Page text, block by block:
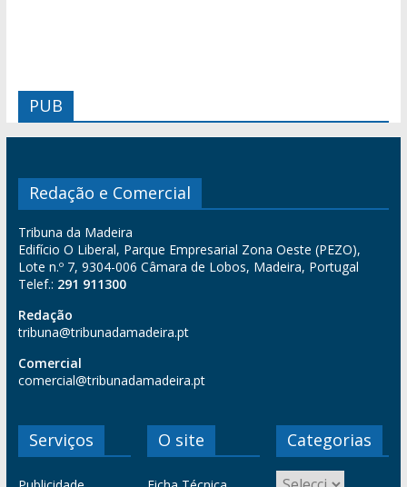
PUB
Redação e Comercial
Tribuna da Madeira
Edifício O Liberal, Parque Empresarial Zona Oeste (PEZO),
Lote n.º 7, 9304-006 Câmara de Lobos, Madeira, Portugal
Telef.: 291 911300
Redação
tribuna@tribunadamadeira.pt
Comercial
comercial@tribunadamadeira.pt
Serviços O site Categorias